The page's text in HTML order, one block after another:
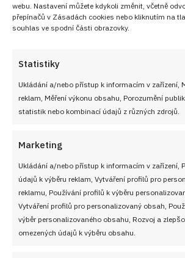
webu. Nastavení můžete kdykoli změnit, včetně
přepínačů v Zásadách cookies nebo kliknutím na
souhlas ve spodní části obrazovky.
Statistiky
Ukládání a/nebo přístup k informacím v zařízení,
reklam, Měření výkonu obsahu, Porozumění
statistik nebo kombinací údajů z různých zdrojů.
Marketing
Ukládání a/nebo přístup k informacím v zařízení,
údajů k výběru reklam, Vytváření profilů pro
reklamu, Používání profilů k výběru
Vytváření profilů pro personalizovaný obsah,
výběr personalizovaného obsahu, Rozvoj a
omezených údajů k výběru obsahu.